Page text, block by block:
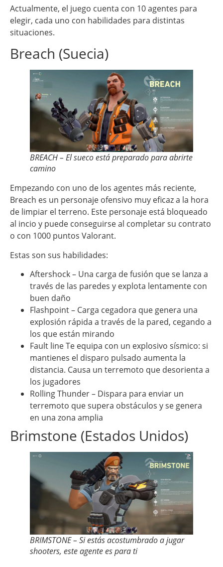
Actualmente, el juego cuenta con 10 agentes para
elegir, cada uno con habilidades para distintas
situaciones.
Breach (Suecia)
BREACH – El sueco está preparado para abrirte
camino
Empezando con uno de los agentes más reciente,
Breach es un personaje ofensivo muy eficaz a la hora
de limpiar el terreno. Este personaje está bloqueado
al incio y puede conseguirse al completar su contrato
o con 1000 puntos Valorant.
Estas son sus habilidades:
Aftershock – Una carga de fusión que se lanza a
través de las paredes y explota lentamente con
buen daño
Flashpoint – Carga cegadora que genera una
explosión rápida a través de la pared, cegando a
los que están mirando
Fault line Te equipa con un explosivo sísmico: si
mantienes el disparo pulsado aumenta la
distancia. Causa un terremoto que desorienta a
los jugadores
Rolling Thunder – Dispara para enviar un
terremoto que supera obstáculos y se genera
en una zona amplia
Brimstone (Estados Unidos)
BRIMSTONE – Si estás acostumbrado a jugar
shooters, este agente es para ti